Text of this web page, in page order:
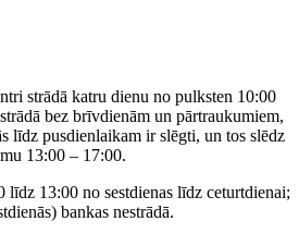
strādā katru dienu no pulksten 10:00
bez brīvdienām un pārtraukumiem,
līdz pusdienlaikam ir slēgti, un tos slēdz
13:00 – 17:00.
līdz 13:00 no sestdienas līdz ceturtdienai;
bankas nestrādā.